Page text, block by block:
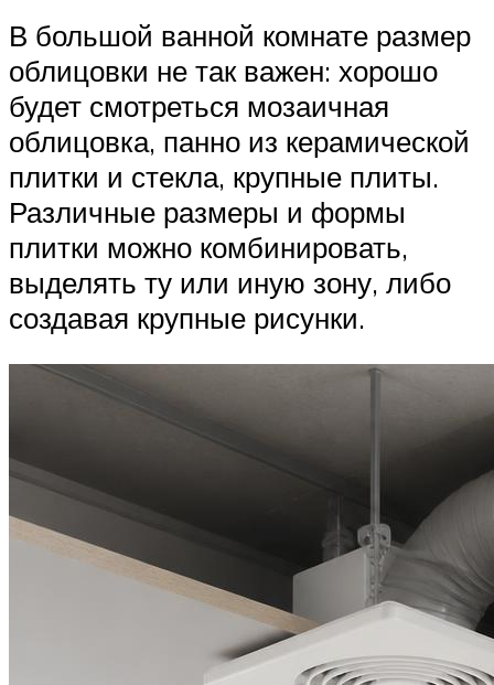
В большой ванной комнате размер
облицовки не так важен: хорошо
будет смотреться мозаичная
облицовка, панно из керамической
плитки и стекла, крупные плиты.
Различные размеры и формы
плитки можно комбинировать,
выделять ту или иную зону, либо
создавая крупные рисунки.